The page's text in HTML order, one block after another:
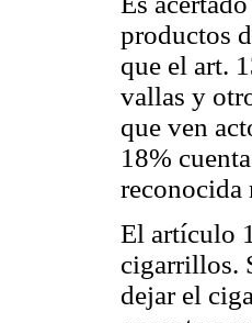
productos
que el art.
vallas y
que ven
18%
reconocida
El artículo
cigarrillos.
dejar el